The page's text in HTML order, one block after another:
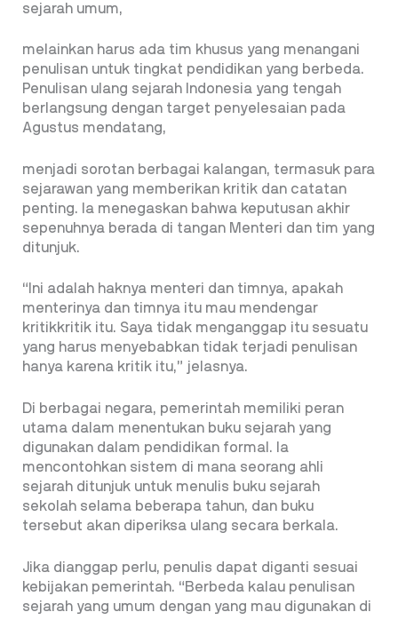
sejarah umum,
melainkan harus ada tim khusus yang menangani
penulisan untuk tingkat pendidikan yang berbeda.
Penulisan ulang sejarah Indonesia yang tengah
berlangsung dengan target penyelesaian pada
Agustus mendatang,
menjadi sorotan berbagai kalangan, termasuk para
sejarawan yang memberikan kritik dan catatan
penting. Ia menegaskan bahwa keputusan akhir
sepenuhnya berada di tangan Menteri dan tim yang
ditunjuk.
“Ini adalah haknya menteri dan timnya, apakah
menterinya dan timnya itu mau mendengar
kritikkritik itu. Saya tidak menganggap itu sesuatu
yang harus menyebabkan tidak terjadi penulisan
hanya karena kritik itu,” jelasnya.
Di berbagai negara, pemerintah memiliki peran
utama dalam menentukan buku sejarah yang
digunakan dalam pendidikan formal. Ia
mencontohkan sistem di mana seorang ahli
sejarah ditunjuk untuk menulis buku sejarah
sekolah selama beberapa tahun, dan buku
tersebut akan diperiksa ulang secara berkala.
Jika dianggap perlu, penulis dapat diganti sesuai
kebijakan pemerintah. “Berbeda kalau penulisan
sejarah yang umum dengan yang mau digunakan di